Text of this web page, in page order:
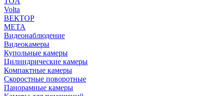
Volta
ВЕКТОР
МЕТА
Видеонаблюдение
Видеокамеры
Купольные камеры
Цилиндрические камеры
Компактные камеры
Скоростные поворотные
Панорамные камеры